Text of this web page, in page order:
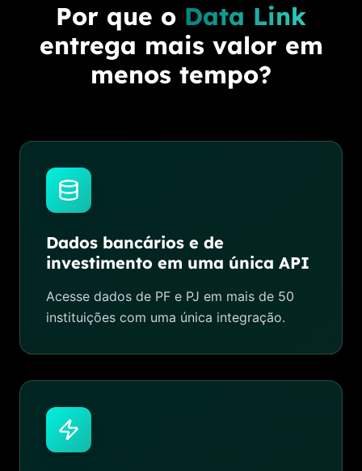
Por que o Data Link
entrega mais valor em
menos tempo?
Dados bancários e de
investimento em uma única API
Acesse dados de PF e PJ em mais de 50
instituições com uma única integração.